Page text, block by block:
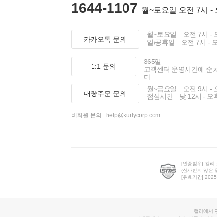
1644-1107 월~토요일 오전 7시 -
카카오톡 문의
월~토요일
오전 7시 -
일/공휴일
오전 7시 -
1:1 문의
365일
고객센터 운영시간에 순
다.
대량주문 문의
월~금요일
오전 9시 -
점심시간
낮 12시 - 오
비회원 문의 : help@kurlycorp.com
[인증범위] 컬리
(심사받지 않은
[유효기간]
컬리에서